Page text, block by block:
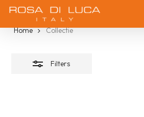
Skip
main
Collectie
Home Collectie
Filters